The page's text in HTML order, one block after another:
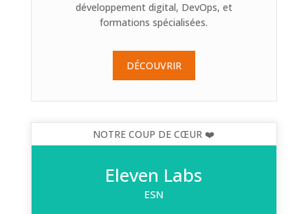
développement digital, DevOps, et
formations spécialisées.
DÉCOUVRIR
Eleven Labs
ESN